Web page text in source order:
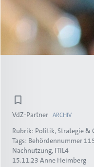
VdZ-Partner ARCHIV
Rubrik: Politik, Strategie &
Tags: Behördennummer
Nachnutzung ITIL4
15.11.23 Anne Heimberg